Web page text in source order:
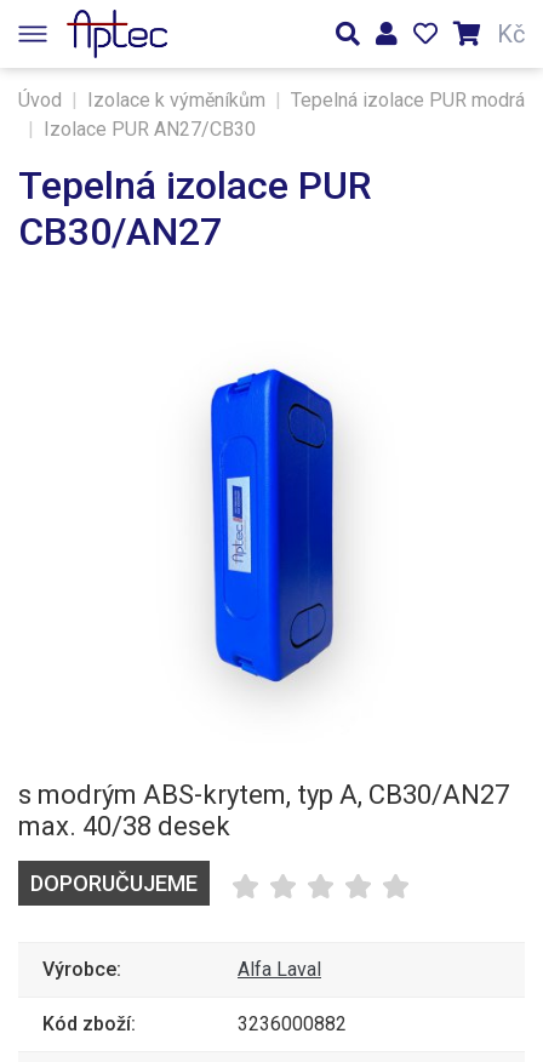
Kč
Úvod | Izolace k výměníkům | Tepelná izolace PUR modrá
| Izolace PUR AN27/CB30
Tepelná izolace PUR
CB30/AN27
s modrým ABS-krytem, typ A, CB30/AN27
max. 40/38 desek
DOPORUČUJEME
Výrobce: Alfa Laval
Kód zboží: 3236000882